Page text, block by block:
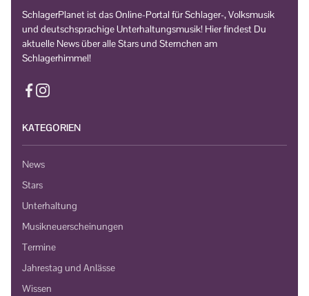
SchlagerPlanet ist das Online-Portal für Schlager-, Volksmusik
und deutschsprachige Unterhaltungsmusik! Hier findest Du
aktuelle News über alle Stars und Sternchen am
Schlagerhimmel!
KATEGORIEN
News
Stars
Unterhaltung
Musikneuerscheinungen
Termine
Jahrestag und Anlässe
Wissen